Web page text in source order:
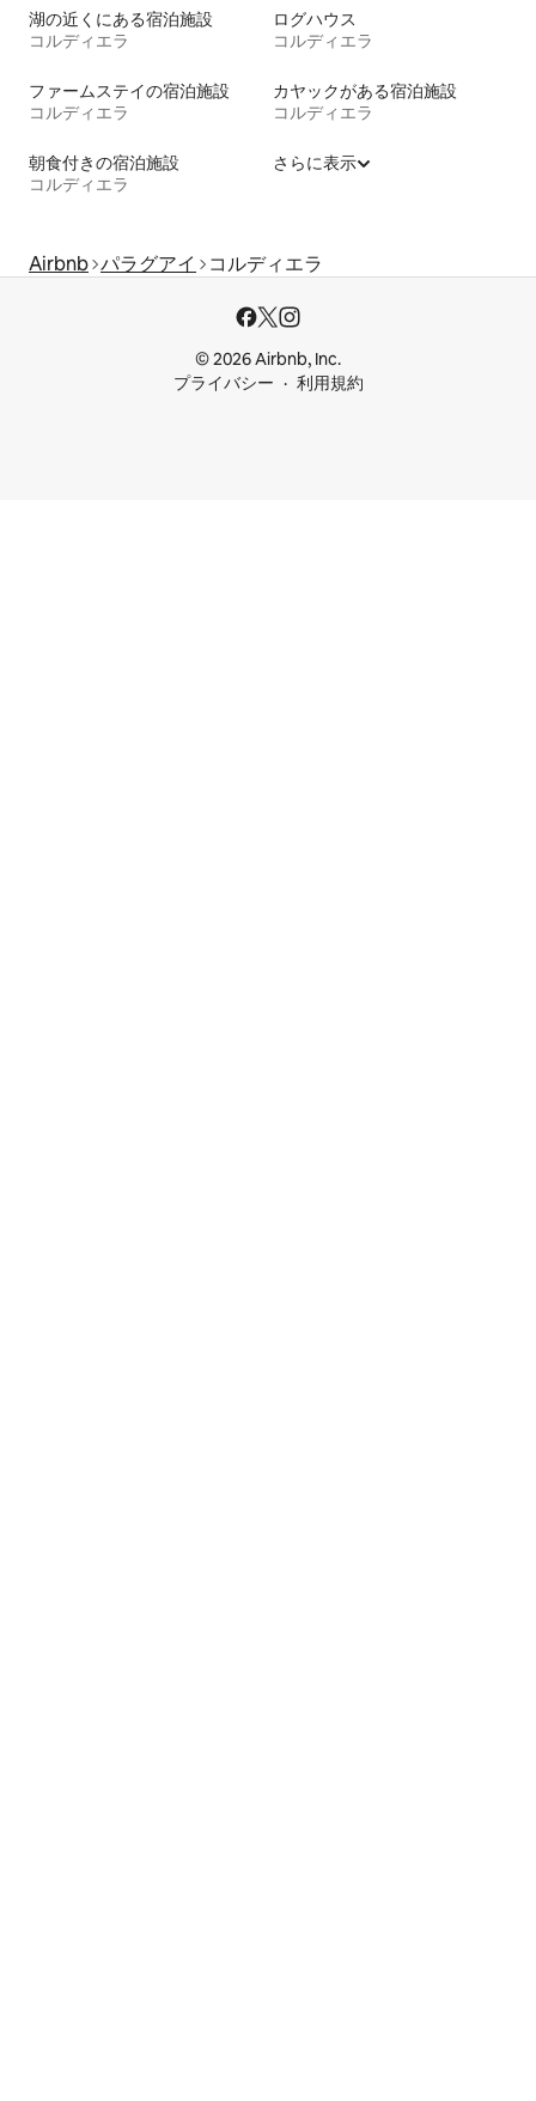
湖の近くにある宿泊施設
コルディエラ
ログハウス
コルディエラ
ファームステイの宿泊施設
コルディエラ
カヤックがある宿泊施設
コルディエラ
朝食付きの宿泊施設
コルディエラ
さらに表示
Airbnb パラグアイ コルディエラ
© 2026 Airbnb, Inc.
プライバシー
利用規約